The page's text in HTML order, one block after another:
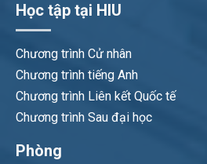
Học tập tại HIU
Chương trình Cử nhân
Chương trình tiếng Anh
Chương trình Liên kết Quốc tế
Chương trình Sau đại học
Phòng